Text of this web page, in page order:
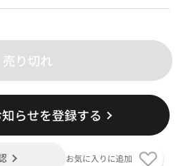
売り切れ
らせを登録する
お気に入りに追加